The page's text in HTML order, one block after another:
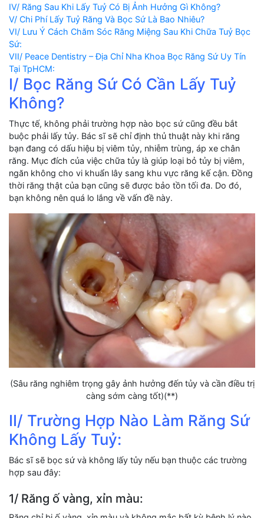
IV/ Răng Sau Khi Lấy Tuỷ Có Bị Ảnh Hưởng Gì Không?
V/ Chi Phí Lấy Tuỷ Răng Và Bọc Sứ Là Bao Nhiêu?
VI/ Lưu Ý Cách Chăm Sóc Răng Miệng Sau Khi Chữa Tuỷ Bọc
Sứ:
VII/ Peace Dentistry – Địa Chỉ Nha Khoa Bọc Răng Sứ Uy Tín
Tại TpHCM:
I/ Bọc Răng Sứ Có Cần Lấy Tuỷ
Không?
Thực tế, không phải trường hợp nào bọc sứ cũng đều bắt
buộc phải lấy tủy. Bác sĩ sẽ chỉ định thủ thuật này khi răng
bạn đang có dấu hiệu bị viêm tủy, nhiễm trùng, áp xe chân
răng. Mục đích của việc chữa tủy là giúp loại bỏ tủy bị viêm,
ngăn không cho vi khuẩn lây sang khu vực răng kế cận. Đồng
thời răng thật của bạn cũng sẽ được bảo tồn tối đa. Do đó,
bạn không nên quá lo lắng về vấn đề này.
(Sâu răng nghiêm trọng gây ảnh hưởng đến tủy và cần điều trị
càng sớm càng tốt)(**)
II/ Trường Hợp Nào Làm Răng Sứ
Không Lấy Tuỷ:
Bác sĩ sẽ bọc sứ và không lấy tủy nếu bạn thuộc các trường
hợp sau đây:
1/ Răng ố vàng, xỉn màu: